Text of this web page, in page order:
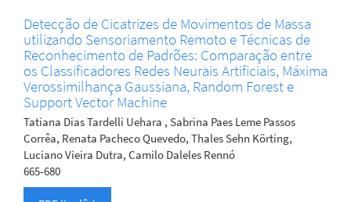
Detecção de Cicatrizes de Movimentos de Massa
utilizando Sensoriamento Remoto e Técnicas de
Reconhecimento de Padrões: Comparação entre
os Classificadores Redes Neurais Artificiais, Máxima
Verossimilhança Gaussiana, Random Forest e
Support Vector Machine
Tatiana Dias Tardelli Uehara , Sabrina Paes Leme Passos
Corrêa, Renata Pacheco Quevedo, Thales Sehn Körting,
Luciano Vieira Dutra, Camilo Daleles Rennó
665-680